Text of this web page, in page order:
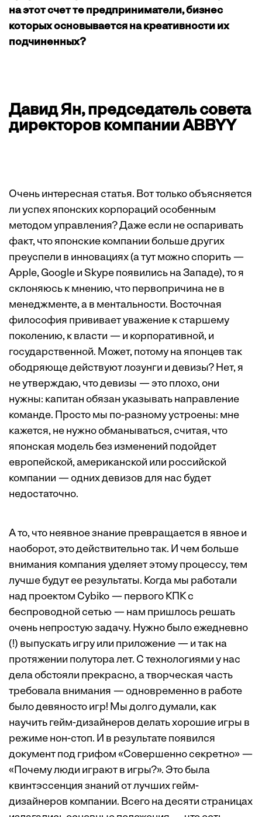
на этот счет те предприниматели, бизнес
которых основывается на креативности их
подчиненных?
Давид Ян, председатель совета
директоров компании ABBYY
Очень интересная статья. Вот только объясняется
ли успех японских корпораций особенным
методом управления? Даже если не оспаривать
факт, что японские компании больше других
преуспели в инновациях (а тут можно спорить —
Apple, Google и Skype появились на Западе), то я
склоняюсь к мнению, что первопричина не в
менеджменте, а в ментальности. Восточная
философия прививает уважение к старшему
поколению, к власти — и корпоративной, и
государственной. Может, потому на японцев так
ободряюще действуют лозунги и девизы? Нет, я
не утверждаю, что девизы — это плохо, они
нужны: капитан обязан указывать направление
команде. Просто мы по-разному устроены: мне
кажется, не нужно обманываться, считая, что
японская модель без изменений подойдет
европейской, американской или российской
компании — одних девизов для нас будет
недостаточно.
А то, что неявное знание превращается в явное и
наоборот, это действительно так. И чем больше
внимания компания уделяет этому процессу, тем
лучше будут ее результаты. Когда мы работали
над проектом Cybiko — первого КПК с
беспроводной сетью — нам пришлось решать
очень непростую задачу. Нужно было ежедневно
(!) выпускать игру или приложение — и так на
протяжении полутора лет. С технологиями у нас
дела обстояли прекрасно, а творческая часть
требовала внимания — одновременно в работе
было девяносто игр! Мы долго думали, как
научить гейм-дизайнеров делать хорошие игры в
режиме нон-стоп. И в результате появился
документ под грифом «Совершенно секретно» —
«Почему люди играют в игры?». Это была
квинтэссенция знаний от лучших гейм-
дизайнеров компании. Всего на десяти страницах